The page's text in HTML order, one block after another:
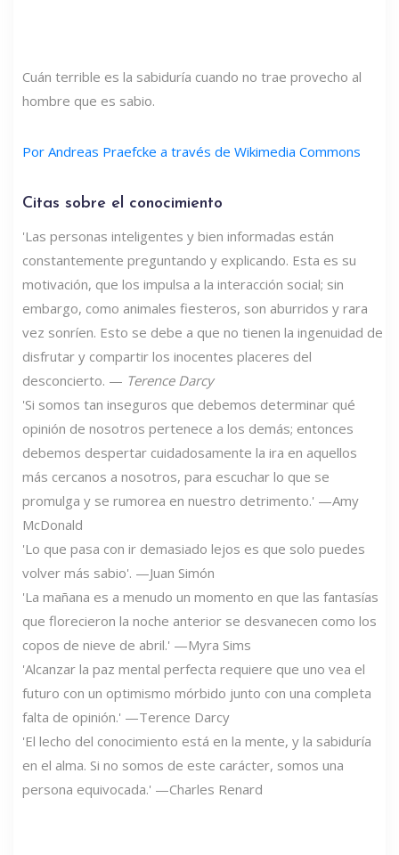
Cuán terrible es la sabiduría cuando no trae provecho al
hombre que es sabio.
Por Andreas Praefcke a través de Wikimedia Commons
Citas sobre el conocimiento
'Las personas inteligentes y bien informadas están
constantemente preguntando y explicando. Esta es su
motivación, que los impulsa a la interacción social; sin
embargo, como animales fiesteros, son aburridos y rara
vez sonríen. Esto se debe a que no tienen la ingenuidad de
disfrutar y compartir los inocentes placeres del
desconcierto. — Terence Darcy
'Si somos tan inseguros que debemos determinar qué
opinión de nosotros pertenece a los demás; entonces
debemos despertar cuidadosamente la ira en aquellos
más cercanos a nosotros, para escuchar lo que se
promulga y se rumorea en nuestro detrimento.' —Amy
McDonald
'Lo que pasa con ir demasiado lejos es que solo puedes
volver más sabio'. —Juan Simón
'La mañana es a menudo un momento en que las fantasías
que florecieron la noche anterior se desvanecen como los
copos de nieve de abril.' —Myra Sims
'Alcanzar la paz mental perfecta requiere que uno vea el
futuro con un optimismo mórbido junto con una completa
falta de opinión.' —Terence Darcy
'El lecho del conocimiento está en la mente, y la sabiduría
en el alma. Si no somos de este carácter, somos una
persona equivocada.' —Charles Renard